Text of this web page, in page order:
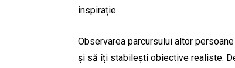
inspirație.
Observarea parcursului altor
și să îți stabilești obiective realiste.